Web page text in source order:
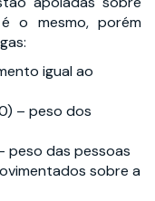
o mesmo, porém
igual ao
– peso dos
peso das pessoas
sobre a